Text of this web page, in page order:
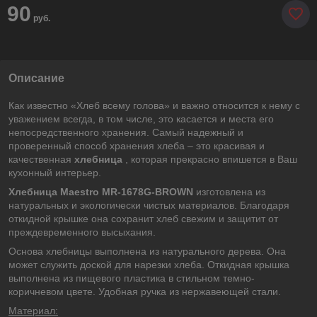
90 руб.
Описание
Как известно «Хлеб всему голова» и важно относится к нему с
уважением всегда, в том числе, это касается и места его
непосредственного хранения. Самый надежный и
проверенный способ хранения хлеба – это красивая и
качественная хлебница
, которая прекрасно впишется в Ваш
кухонный интерьер.
Хлебница Maestro MR-1678G-BROWN изготовлена из
натуральных и экологически чистых материалов. Благодаря
откидной крышке она сохранит хлеб свежим и защитит от
преждевременного высыхания.
Основа хлебницы выполнена из натурального дерева. Она
может служить доской для нарезки хлеба. Откидная крышка
выполнена из пищевого пластика в стильном темно-
коричневом цвете. Удобная ручка из нержавеющей стали.
Материал: